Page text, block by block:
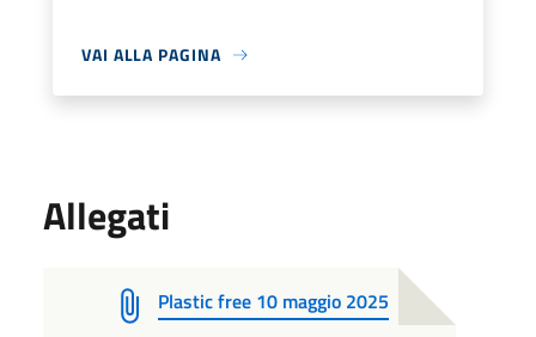
VAI ALLA PAGINA
Allegati
Plastic free 10 maggio 2025